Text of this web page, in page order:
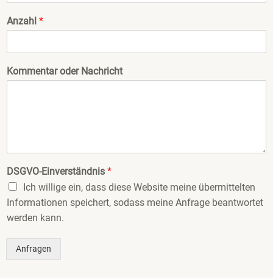
Anzahl *
Kommentar oder Nachricht
DSGVO-Einverständnis *
Ich willige ein, dass diese Website meine übermittelten
Informationen speichert, sodass meine Anfrage beantwortet
werden kann.
Anfragen